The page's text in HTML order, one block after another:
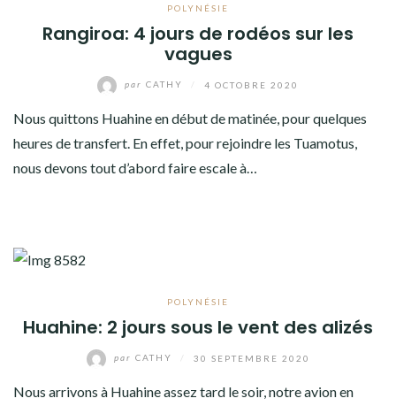
POLYNÉSIE
Rangiroa: 4 jours de rodéos sur les
vagues
par CATHY 4 OCTOBRE 2020
Nous quittons Huahine en début de matinée, pour quelques
heures de transfert. En effet, pour rejoindre les Tuamotus,
nous devons tout d’abord faire escale à…
POLYNÉSIE
Huahine: 2 jours sous le vent des alizés
par CATHY 30 SEPTEMBRE 2020
Nous arrivons à Huahine assez tard le soir, notre avion en